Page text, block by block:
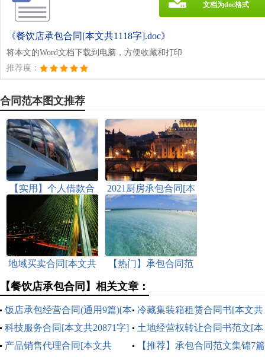
《餐饮店承包合同[本文共1118字].doc》
将本文的Word文档下载到电脑，方便收藏和打印
推荐度：
文档为doc格式
合同范本图文推荐
【实用】个人借款合
同范文八篇[本文共
3815字]
2021厨房承包合同[本
文共2435字]
地域买卖合同[本文共
【热门】承包合同范
13083字]
【餐饮店承包合同】相关文章：
饭店承包经营合同(通用9篇)[本
文共14305字]
冷藏集装箱租赁合同书[本文共
3158字]
科技服务合同[本文共20871字]
土地经营权转让合同书范文[本
文共1619字]
产品销售代理合同[本文共 【推荐】承包合同范文集锦7篇